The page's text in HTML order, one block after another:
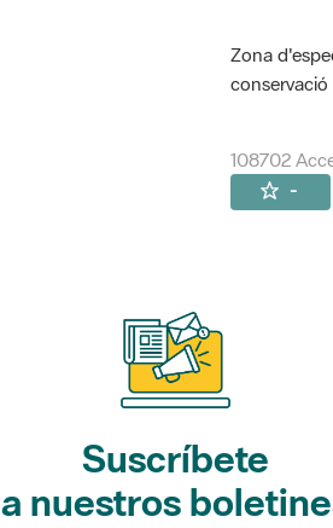
Zona
conservació
108702
-
Suscríbete
a nuestros